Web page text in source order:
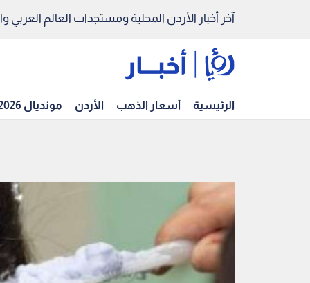
آخر أخبار الأردن المحلية ومستجدات العالم العربي
الرئيسية أسعار الذهب الأردن مونديال 2026